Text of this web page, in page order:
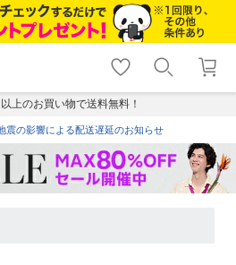
shopping_cart lock_outline
ログイン
上のお買い物で送料無料！
震の影響による配送遅延のお知らせ